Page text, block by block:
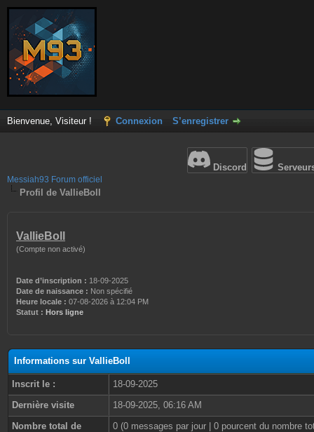
Bienvenue, Visiteur ! Connexion S’enregistrer
Discord
Messiah93 Forum officiel
Profil de VallieBoll
VallieBoll
(Compte non activé)
Date d’inscription : 18-09-2025
Date de naissance : Non spécifié
Heure locale : 07-08-2026 à 12:04 PM
Statut : Hors ligne
Informations sur VallieBoll
Inscrit le :
18-09-2025
Dernière visite
18-09-2025, 06:16 AM
Nombre total de
0 (0 messages par jour | 0 pourcent du nombre